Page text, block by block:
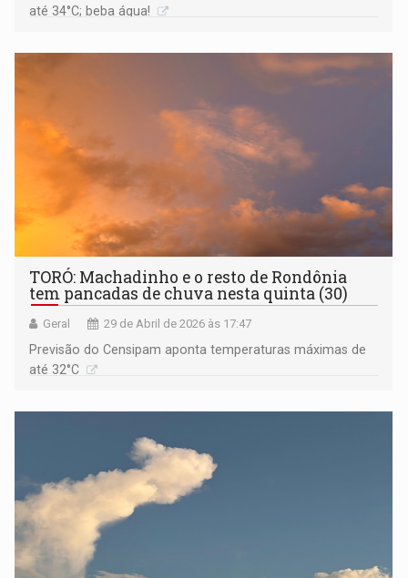
até 34°C; beba água!
TORÓ: Machadinho e o resto de Rondônia
tem pancadas de chuva nesta quinta (30)
Geral 29 de Abril de 2026 às 17:47
Previsão do Censipam aponta temperaturas máximas de
até 32°C